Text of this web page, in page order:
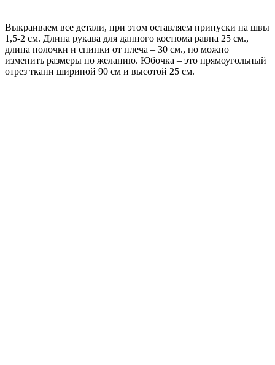
Выкраиваем все детали, при этом оставляем припуски на швы
1,5-2 см. Длина рукава для данного костюма равна 25 см.,
длина полочки и спинки от плеча – 30 см., но можно
изменить размеры по желанию. Юбочка – это прямоугольный
отрез ткани шириной 90 см и высотой 25 см.